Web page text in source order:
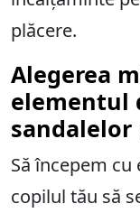
plăcere.
Alegerea
elementul
Să începem cu
copilul tău să